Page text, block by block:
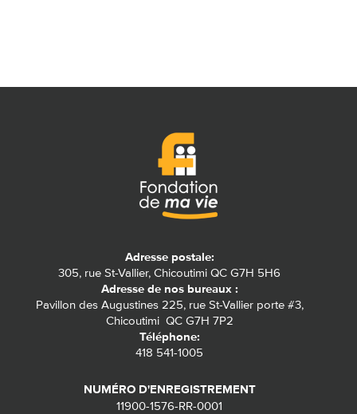
Adresse postale:
305, rue St-Vallier, Chicoutimi QC G7H 5H6
Adresse de nos bureaux :
Pavillon des Augustines 225, rue St-Vallier porte #3,
Chicoutimi QC G7H 7P2
Téléphone:
418 541-1005
NUMÉRO D'ENREGISTREMENT
11900-1576-RR-0001